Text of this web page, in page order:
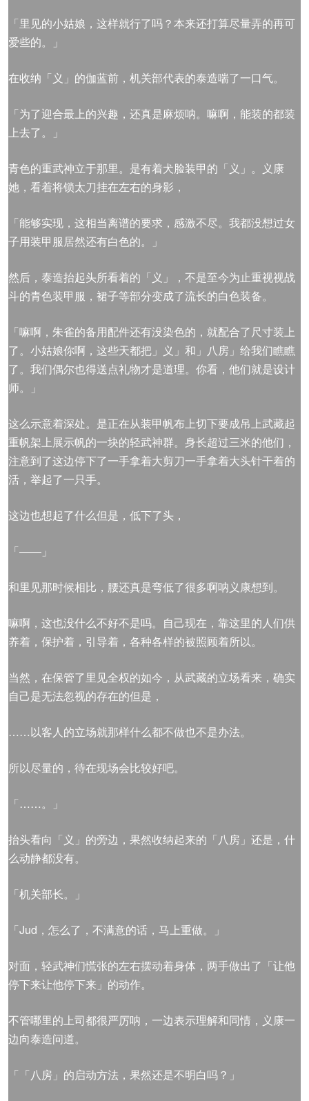
「里见的小姑娘，这样就行了吗？本来还打算尽量弄的再可
爱些的。」
在收纳「义」的伽蓝前，机关部代表的泰造喘了一口气。
「为了迎合最上的兴趣，还真是麻烦呐。嘛啊，能装的都装
上去了。」
青色的重武神立于那里。是有着犬脸装甲的「义」。义康
她，看着将锁太刀挂在左右的身影，
「能够实现，这相当离谱的要求，感激不尽。我都没想过女
子用装甲服居然还有白色的。」
然后，泰造抬起头所看着的「义」，不是至今为止重视视战
斗的青色装甲服，裙子等部分变成了流长的白色装备。
「嘛啊，朱雀的备用配件还有没染色的，就配合了尺寸装上
了。小姑娘你啊，这些天都把」义」和」八房」给我们瞧瞧
了。我们偶尔也得送点礼物才是道理。你看，他们就是设计
师。」
这么示意着深处。是正在从装甲帆布上切下要成吊上武藏起
重帆架上展示帆的一块的轻武神群。身长超过三米的他们，
注意到了这边停下了一手拿着大剪刀一手拿着大头针干着的
活，举起了一只手。
这边也想起了什么但是，低下了头，
「——」
和里见那时候相比，腰还真是弯低了很多啊呐义康想到。
嘛啊，这也没什么不好不是吗。自己现在，靠这里的人们供
养着，保护着，引导着，各种各样的被照顾着所以。
当然，在保管了里见全权的如今，从武藏的立场看来，确实
自己是无法忽视的存在的但是，
……以客人的立场就那样什么都不做也不是办法。
所以尽量的，待在现场会比较好吧。
「……。」
抬头看向「义」的旁边，果然收纳起来的「八房」还是，什
么动静都没有。
「机关部长。」
「Jud，怎么了，不满意的话，马上重做。」
对面，轻武神们慌张的左右摆动着身体，两手做出了「让他
停下来让他停下来」的动作。
不管哪里的上司都很严厉呐，一边表示理解和同情，义康一
边向泰造问道。
「「八房」的启动方法，果然还是不明白吗？」